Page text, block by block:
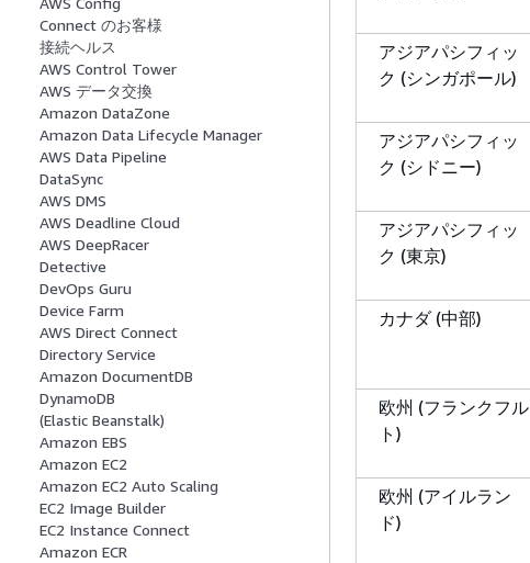
Connect のお客様
接続ヘルス
AWS Control Tower
AWS データ交換
Amazon DataZone
Amazon Data Lifecycle Manager
AWS Data Pipeline
DataSync
AWS DMS
AWS Deadline Cloud
AWS DeepRacer
Detective
DevOps Guru
Device Farm
AWS Direct Connect
Directory Service
Amazon DocumentDB
DynamoDB
(Elastic Beanstalk)
Amazon EBS
Amazon EC2
Amazon EC2 Auto Scaling
EC2 Image Builder
EC2 Instance Connect
Amazon ECR
アジアパシフィッ
ク (シンガポール)
アジアパシフィッ
ク (シドニー)
アジアパシフィッ
ク (東京)
カナダ (中部)
欧州 (フランクフル
ト)
欧州 (アイルラン
ド)